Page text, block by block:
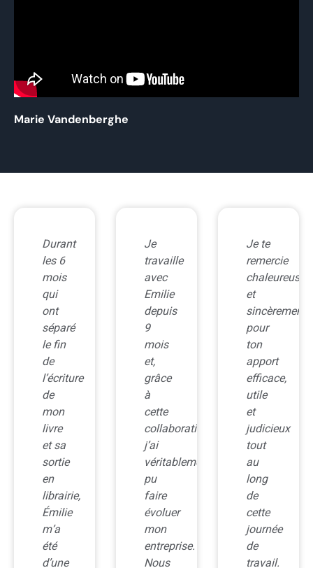
Marie Vandenberghe
Je
travaille
avec
Emilie
depuis
9
mois
et,
grâce
à
cette
collaboration,
j’ai
véritablement
pu
faire
évoluer
mon
entreprise.
Nous
Je te
remercie
chaleureusement
et
sincèrement
pour
ton
apport
efficace,
utile
et
judicieux
tout
au
long
de
cette
journée
de
travail.
Emilie
et
moi
travaillons
ensemble
depuis
bientôt
une
année.
Grâce
à
elle
et à
ses
conseils
judicieux,
j’ai
pris
le
temps